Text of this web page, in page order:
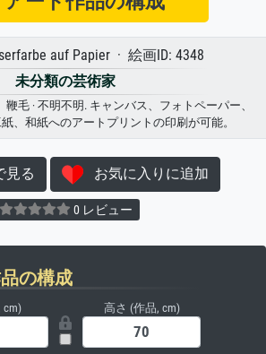
auf Papier · 絵画ID: 4348
未分類の芸術家
毛 · 不明不明. キャンバス、フォトペーパー、
、和紙へのアートプリントの印刷が可能。
見る お気に入りに追加
0 レビュー
の構成
cm) 高さ (作品, cm)